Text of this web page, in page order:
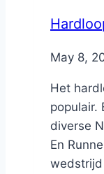
ByNicole
May 8,
Het
populair.
diverse
En
wedstrijd